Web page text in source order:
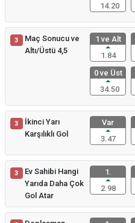
14.20
3
Maç Sonucu ve
Altı/Üstü 4,5
1 ve Alt
1.84
0 ve Üst
34.50
3
İkinci Yarı
Karşılıklı Gol
Var
3.47
3
Ev Sahibi Hangi
Yarıda Daha Çok
Gol Atar
1.
2.98